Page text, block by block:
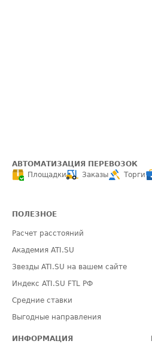
АВТОМАТИЗАЦИЯ ПЕРЕВОЗОК
Площадки
Заказы Торги
ПОЛЕЗНОЕ
Расчет расстояний
Академия ATI.SU
Звезды ATI.SU на вашем сайте
Индекс ATI.SU FTL РФ
Средние ставки
Выгодные направления
ИНФОРМАЦИЯ